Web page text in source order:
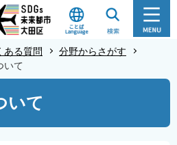
ある質問
分野からさがす
いて
いて